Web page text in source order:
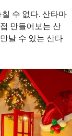
수 없다. 산타마
만들어보는 산
날 수 있는 산타